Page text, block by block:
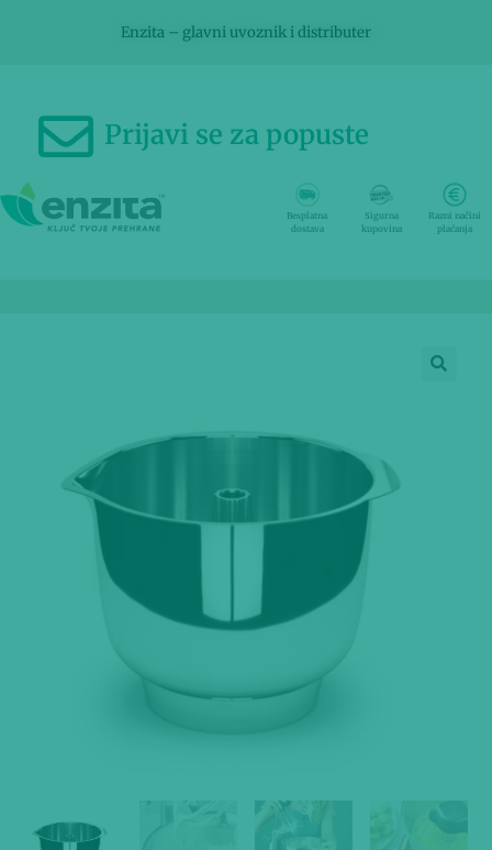
Enzita – glavni uvoznik i distributer
Prijavi se za popuste
Besplatna
dostava
Sigurna
kupovina
Razni načini
plaćanja